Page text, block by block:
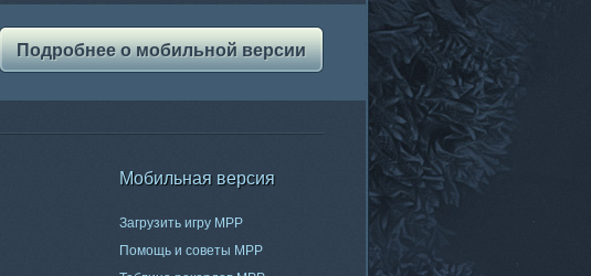
Подробнее о мобильной версии
Мобильная версия
Загрузить игру МРР
Помощь и советы МРР